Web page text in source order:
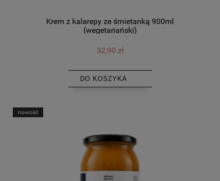
Krem z kalarepy ze śmietanką 900ml
(wegetariański)
32,90 zł
DO KOSZYKA
nowość